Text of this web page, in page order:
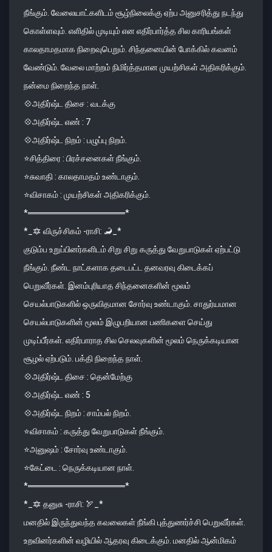
நீங்கும். வேலையாட்களிடம் சூழ்நிலைக்கு ஏற்ப அனுசரித்து நடந்து
கொள்ளவும். எளிதில் முடியும் என எதிர்பார்த்த சில காரியங்கள்
காலதாமதமாக நிறைவுபெறும். சிந்தனையின் போக்கில் கவனம்
வேண்டும். வேலை மாற்றம் நிமிர்த்தமான முயற்சிகள் அதிகரிக்கும்.
நன்மை நிறைந்த நாள்.
💠அதிர்ஷ்ட திசை : வடக்கு
💠அதிர்ஷ்ட எண் : 7
💠அதிர்ஷ்ட நிறம் : பழுப்பு நிறம்‌.
⭐️சித்திரை : பிரச்சனைகள் நீங்கும்.
⭐️சுவாதி : காலதாமதம் உண்டாகும்.
⭐️விசாகம் : முயற்சிகள் அதிகரிக்கும்.
*════════════════*
*_🔯 விருச்சிகம் -ராசி: 🦂_*
குடும்ப உறுப்பினர்களிடம் சிறு சிறு கருத்து வேறுபாடுகள் ஏற்பட்டு
நீங்கும். நீண்ட நாட்களாக தடைபட்ட தனவரவு கிடைக்கப்
பெறுவீர்கள். இனம்புரியாத சிந்தனைகளின் மூலம்
செயல்பாடுகளில் ஒருவிதமான சோர்வு உண்டாகும். சாதுர்யமான
செயல்பாடுகளின் மூலம் இழுபறியான பணிகளை செய்து
முடிப்பீர்கள். எதிர்பாராத சில செலவுகளின் மூலம் நெருக்கடியான
சூழல் ஏற்படும். பக்தி நிறைந்த நாள்.
💠அதிர்ஷ்ட திசை : தென்மேற்கு
💠அதிர்ஷ்ட எண் : 5
💠அதிர்ஷ்ட நிறம் : சாம்பல் நிறம்.
⭐️விசாகம் : கருத்து வேறுபாடுகள் நீங்கும்.
⭐️அனுஷம் : சோர்வு உண்டாகும்.
⭐️கேட்டை : நெருக்கடியான நாள்.
*════════════════*
*_🔯 தனுசு -ராசி: 🏹_*
மனதில் இருந்துவந்த கவலைகள் நீங்கி புத்துணர்ச்சி பெறுவீர்கள்.
உறவினர்களின் வழியில் ஆதரவு கிடைக்கும். மனதில் ஆன்மிகம்